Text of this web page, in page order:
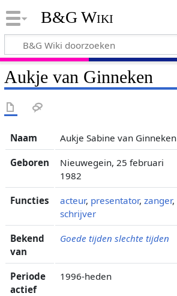
B&G Wiki
Aukje van Ginneken
Naam Aukje Sabine van Ginneken
Geboren
Nieuwegein, 25 februari
1982
Functies acteur, presentator, zanger,
schrijver
Bekend
van
Goede tijden slechte tijden
Periode
actief
1996-heden